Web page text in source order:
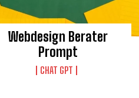
Webdesign Berater
Prompt
CHAT GPT